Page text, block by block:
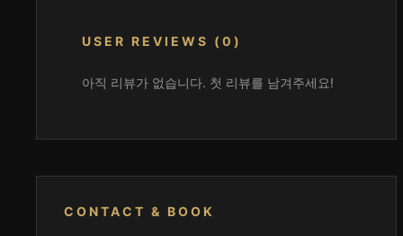
USER REVIEWS (0)
아직 리뷰가 없습니다. 첫 리뷰를 남겨주세요!
CONTACT & BOOK